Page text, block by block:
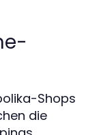
Shops
die